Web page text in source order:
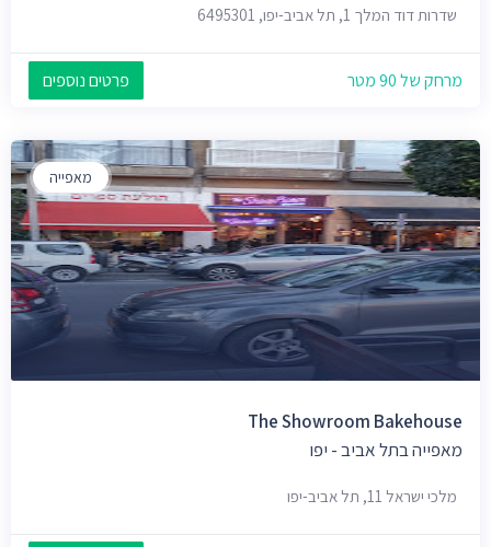
שדרות דוד המלך 1, תל אביב-יפו, 6495301
מרחק של 90 מטר פרטים נוספים
מאפייה
The Showroom Bakehouse
מאפייה בתל אביב - יפו
מלכי ישראל 11, תל אביב-יפו